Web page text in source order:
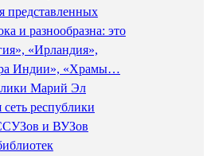
представленных
и разнообразна: это
«Ирландия»,
Индии», «Храмы…
Марий Эл
республики
и ВУЗов